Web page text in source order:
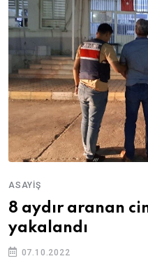
ASAYIŞ
8 aydır aranan
yakalandı
07.10.2022